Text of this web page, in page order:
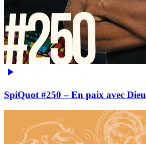
SpiQuot #250 – En paix avec Dieu